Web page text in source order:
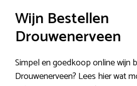
Wijn Bestellen
Drouwenerveen
Simpel en goedkoop online wijn
Drouwenerveen? Lees hier wat